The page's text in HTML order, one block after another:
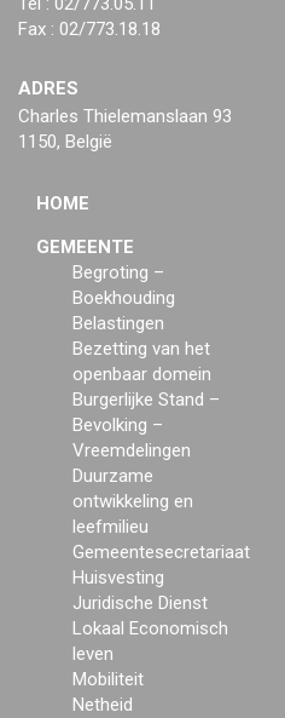
Fax : 02/773.18.18
ADRES
Charles Thielemanslaan 93
1150, België
HOME
GEMEENTE
Begroting –
Boekhouding
Belastingen
Bezetting van het
openbaar domein
Burgerlijke Stand –
Bevolking –
Vreemdelingen
Duurzame
ontwikkeling en
leefmilieu
Gemeentesecretariaat
Huisvesting
Juridische Dienst
Lokaal Economisch
leven
Mobiliteit
Netheid